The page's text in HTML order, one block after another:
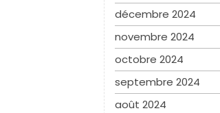
décembre 2024
novembre 2024
octobre 2024
septembre 2024
août 2024